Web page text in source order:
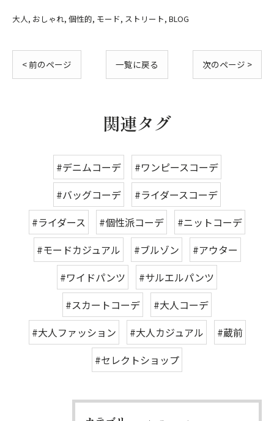
大人 おしゃれ 個性的 モード ストリート BLOG
< 前のページ 一覧に戻る 次のページ >
関連タグ
#デニムコーデ
#ワンピースコーデ
#バッグコーデ
#ライダースコーデ
#ライダース
#個性派コーデ
#ニットコーデ
#モードカジュアル
#ブルゾン
#アウター
#ワイドパンツ
#サルエルパンツ
#スカートコーデ
#大人コーデ
#大人ファッション
#大人カジュアル
#蔵前
#セレクトショップ